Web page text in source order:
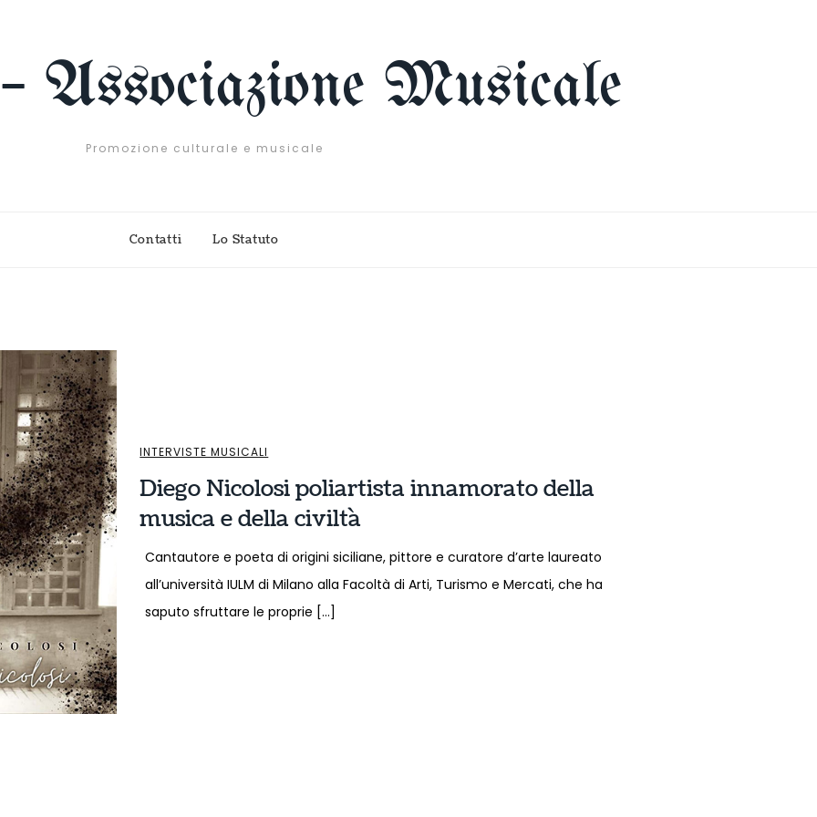
Associazione Musicale
Promozione culturale e musicale
Contatti Lo Statuto
INTERVISTE MUSICALI
Diego Nicolosi poliartista innamorato della
musica e della civiltà
Cantautore e poeta di origini siciliane, pittore e curatore d’arte laureato
all’università IULM di Milano alla Facoltà di Arti, Turismo e Mercati, che ha
saputo sfruttare le proprie […]